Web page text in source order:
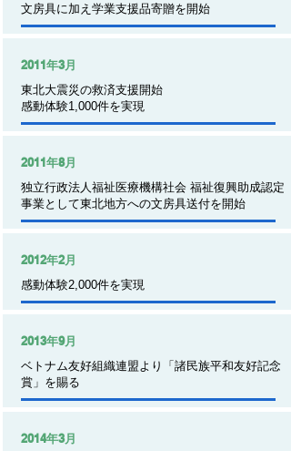
​文房具に加え学業支援品寄贈を開始
2011年3月
東北大震災の救済支援開始
​感動体験1,000件を実現
2011年8月
​独立行政法人福祉医療機構社会 福祉復興助成認定
事業として東北地方への文房具送付を開始
2012年2月
​感動体験2,000件を実現
2013年9月
ベトナム友好組織連盟より「諸民族平和友好記念
賞」を賜る
2014年3月